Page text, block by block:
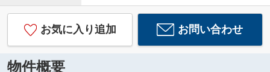
お気に入り追加 お問い合わせ
物件概要